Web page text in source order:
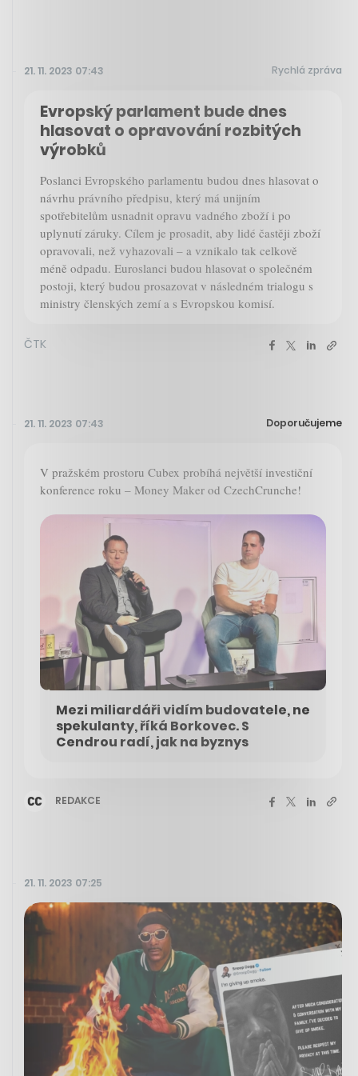
21. 11. 2023 07:43 Rychlá zpráva
Evropský parlament bude dnes
hlasovat o opravování rozbitých
výrobků
Poslanci Evropského parlamentu budou dnes hlasovat o
návrhu právního předpisu, který má unijním
spotřebitelům usnadnit opravu vadného zboží i po
uplynutí záruky. Cílem je prosadit, aby lidé častěji zboží
opravovali, než vyhazovali – a vznikalo tak celkově
méně odpadu. Euroslanci budou hlasovat o společném
postoji, který budou prosazovat v následném trialogu s
ministry členských zemí a s Evropskou komisí.
ČTK
21. 11. 2023 07:43 Doporučujeme
V pražském prostoru Cubex probíhá největší investiční
konference roku – Money Maker od CzechCrunche!
Mezi miliardáři vidím budovatele, ne
spekulanty, říká Borkovec. S
Cendrou radí, jak na byznys
REDAKCE
21. 11. 2023 07:25